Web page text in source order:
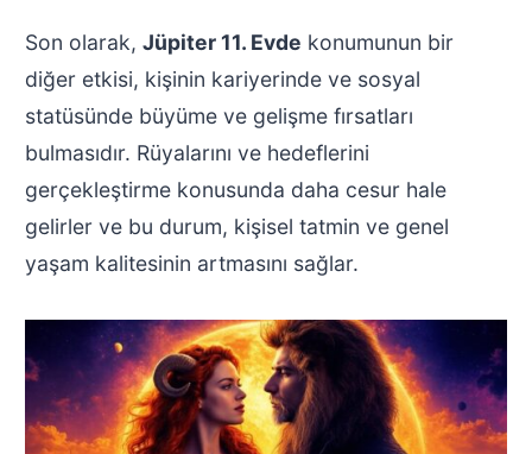
Son olarak, Jüpiter 11. Evde konumunun bir
diğer etkisi, kişinin kariyerinde ve sosyal
statüsünde büyüme ve gelişme fırsatları
bulmasıdır. Rüyalarını ve hedeflerini
gerçekleştirme konusunda daha cesur hale
gelirler ve bu durum, kişisel tatmin ve genel
yaşam kalitesinin artmasını sağlar.